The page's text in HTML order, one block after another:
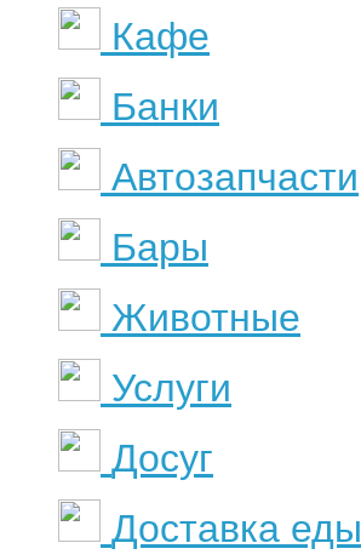
Кафе
Банки
Автозапчасти
Бары
Животные
Услуги
Досуг
Доставка еды